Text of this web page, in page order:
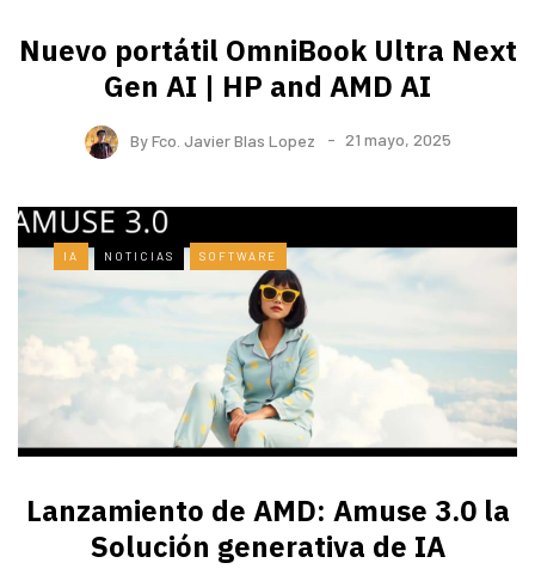
Nuevo portátil OmniBook Ultra ​Next
Gen AI | HP and AMD AI
ByFco. Javier Blas Lopez 21 mayo, 2025
IA NOTICIAS SOFTWARE
Lanzamiento de AMD: Amuse 3.0 la
Solución generativa de IA